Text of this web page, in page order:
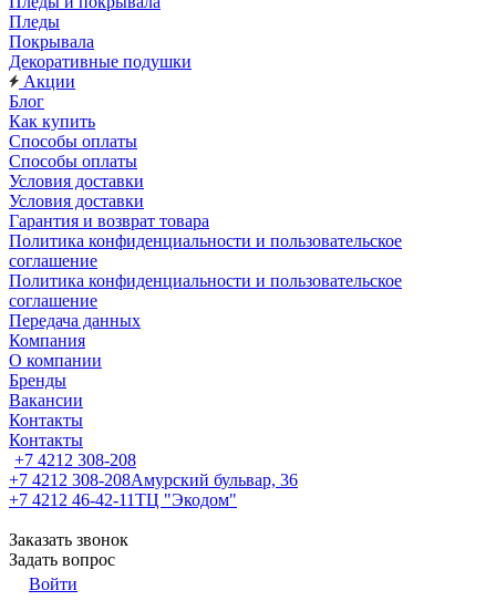
Пледы
Покрывала
Декоративные подушки
Акции
Блог
Как купить
Способы оплаты
Способы оплаты
Условия доставки
Условия доставки
Гарантия и возврат товара
Политика конфиденциальности и пользовательское
соглашение
Политика конфиденциальности и пользовательское
соглашение
Передача данных
Компания
О компании
Бренды
Вакансии
Контакты
Контакты
+7 4212 308-208
+7 4212 308-208Амурский бульвар, 36
+7 4212 46-42-11ТЦ "Экодом"
Заказать звонок
Задать вопрос
Войти